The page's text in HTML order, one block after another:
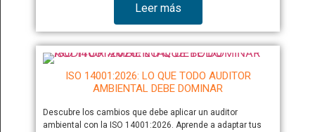
Leer más
ISO 14001:2026: LO QUE TODO AUDITOR
AMBIENTAL DEBE DOMINAR
Descubre los cambios que debe aplicar un auditor
ambiental con la ISO 14001:2026. Aprende a adaptar tus